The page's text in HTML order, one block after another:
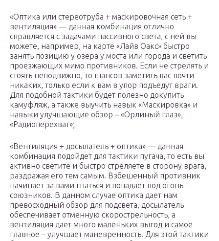
«Оптика или стереотруба + маскировочная сеть +
вентиляция» — данная комбинация отлично
справляется с задачами пассивного света, с ней вы
можете, например, на карте «Лайв Оакс» быстро
занять позицию у озера у моста или города и светить
проезжающих мимо противников. Если не стрелять и
стоять неподвижно, то шансов заметить вас почти
никаких, только если к вам в упор подъедут враги.
Для подобной тактики будет полезно докупить
камуфляж, а также выучить навык «Маскировка» и
навыки улучшающие обзор – «Орлиный глаз»,
«Радиоперехват»;
«Вентиляция + досылатель + оптика» — данная
комбинация подойдет для тактики пугача, то есть вы
активно светите и быстро стреляете в сторону врага,
раздражая его тем самым. Взбешенный противник
начинает за вами гнаться и попадает под огонь
союзников. В данном случае оптика дает нам
превосходный обзор для подсвета, досылатель
обеспечивает отменную скорострельность, а
вентиляция дает много маленьких выгод и самое
главное – улучшает маневренность. Для этой тактики